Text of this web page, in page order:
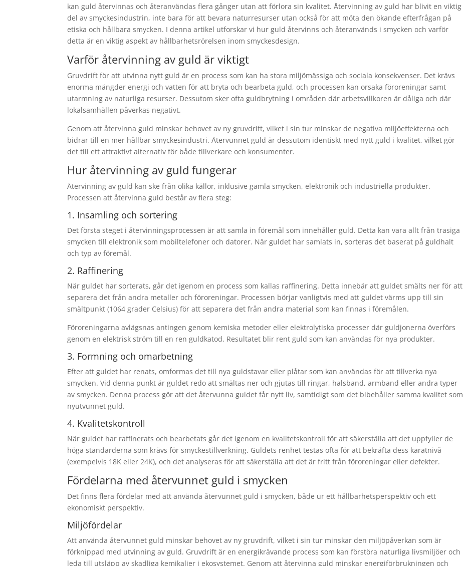
kan guld återvinnas och återanvändas flera gånger utan att förlora sin kvalitet. Återvinning av guld har blivit en viktig
del av smyckesindustrin, inte bara för att bevara naturresurser utan också för att möta den ökande efterfrågan på
etiska och hållbara smycken. I denna artikel utforskar vi hur guld återvinns och återanvänds i smycken och varför
detta är en viktig aspekt av hållbarhetsrörelsen inom smyckesdesign.
Varför återvinning av guld är viktigt
Gruvdrift för att utvinna nytt guld är en process som kan ha stora miljömässiga och sociala konsekvenser. Det krävs
enorma mängder energi och vatten för att bryta och bearbeta guld, och processen kan orsaka föroreningar samt
utarmning av naturliga resurser. Dessutom sker ofta guldbrytning i områden där arbetsvillkoren är dåliga och där
lokalsamhällen påverkas negativt.
Genom att återvinna guld minskar behovet av ny gruvdrift, vilket i sin tur minskar de negativa miljöeffekterna och
bidrar till en mer hållbar smyckesindustri. Återvunnet guld är dessutom identiskt med nytt guld i kvalitet, vilket gör
det till ett attraktivt alternativ för både tillverkare och konsumenter.
Hur återvinning av guld fungerar
Återvinning av guld kan ske från olika källor, inklusive gamla smycken, elektronik och industriella produkter.
Processen att återvinna guld består av flera steg:
1. Insamling och sortering
Det första steget i återvinningsprocessen är att samla in föremål som innehåller guld. Detta kan vara allt från trasiga
smycken till elektronik som mobiltelefoner och datorer. När guldet har samlats in, sorteras det baserat på guldhalt
och typ av föremål.
2. Raffinering
När guldet har sorterats, går det igenom en process som kallas raffinering. Detta innebär att guldet smälts ner för att
separera det från andra metaller och föroreningar. Processen börjar vanligtvis med att guldet värms upp till sin
smältpunkt (1064 grader Celsius) för att separera det från andra material som kan finnas i föremålen.
Föroreningarna avlägsnas antingen genom kemiska metoder eller elektrolytiska processer där guldjonerna överförs
genom en elektrisk ström till en ren guldkatod. Resultatet blir rent guld som kan användas för nya produkter.
3. Formning och omarbetning
Efter att guldet har renats, omformas det till nya guldstavar eller plåtar som kan användas för att tillverka nya
smycken. Vid denna punkt är guldet redo att smältas ner och gjutas till ringar, halsband, armband eller andra typer
av smycken. Denna process gör att det återvunna guldet får nytt liv, samtidigt som det bibehåller samma kvalitet som
nyutvunnet guld.
4. Kvalitetskontroll
När guldet har raffinerats och bearbetats går det igenom en kvalitetskontroll för att säkerställa att det uppfyller de
höga standarderna som krävs för smyckestillverkning. Guldets renhet testas ofta för att bekräfta dess karatnivå
(exempelvis 18K eller 24K), och det analyseras för att säkerställa att det är fritt från föroreningar eller defekter.
Fördelarna med återvunnet guld i smycken
Det finns flera fördelar med att använda återvunnet guld i smycken, både ur ett hållbarhetsperspektiv och ett
ekonomiskt perspektiv.
Miljöfördelar
Att använda återvunnet guld minskar behovet av ny gruvdrift, vilket i sin tur minskar den miljöpåverkan som är
förknippad med utvinning av guld. Gruvdrift är en energikrävande process som kan förstöra naturliga livsmiljöer och
leda till utsläpp av skadliga kemikalier i ekosystemet. Genom att återvinna guld minskar energiförbrukningen och